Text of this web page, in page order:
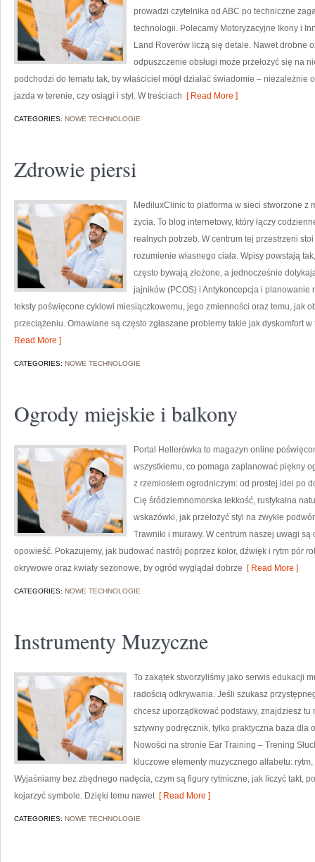
prowadzi czytelnika od ABC po techniczne
technologii. Polecamy Motoryzacyjne Ikony i
Land Roverów liczą się detale. Nawet drobne
odpuszczenie obsługi może przełożyć się na
podchodzi do tematu tak, by właściciel mógł działać świadomie –
jazda w terenie, czy osiągi i styl. W treściach [ Read More ]
CATEGORIES: NOWE TECHNOLOGIE
Zdrowie piersi
MediluxClinic to platforma w sieci stworzone z
życia. To blog internetowy, który łączy
realnych potrzeb. W centrum tej przestrzeni
rozumienie własnego ciała. Wpisy powstają
często bywają złożone, a jednocześnie
jajników (PCOS) i Antykoncepcja i planowanie
teksty poświęcone cyklowi miesiączkowemu, jego zmienności oraz temu, jak
przeciążeniu. Omawiane są często zgłaszane problemy takie jak dyskomfort
Read More ]
CATEGORIES: NOWE TECHNOLOGIE
Ogrody miejskie i balkony
Portal Hellerówka to magazyn online
wszystkiemu, co pomaga zaplanować piękny
z rzemiosłem ogrodniczym: od prostej idei po
Cię śródziemnomorska lekkość, rustykalna
wskazówki, jak przełożyć styl na zwykłe
Trawniki i murawy. W centrum naszej uwagi
opowieść. Pokazujemy, jak budować nastrój poprzez kolor, dźwięk i rytm pór
okrywowe oraz kwiaty sezonowe, by ogród wyglądał dobrze [ Read More ]
CATEGORIES: NOWE TECHNOLOGIE
Instrumenty Muzyczne
To zakątek stworzyliśmy jako serwis edukacji
radością odkrywania. Jeśli szukasz
chcesz uporządkować podstawy, znajdziesz tu
sztywny podręcznik, tylko praktyczna baza dla
Nowości na stronie Ear Training – Trening
kluczowe elementy muzycznego alfabetu:
Wyjaśniamy bez zbędnego nadęcia, czym są figury rytmiczne, jak liczyć takt,
kojarzyć symbole. Dzięki temu nawet[ Read More ]
CATEGORIES: NOWE TECHNOLOGIE